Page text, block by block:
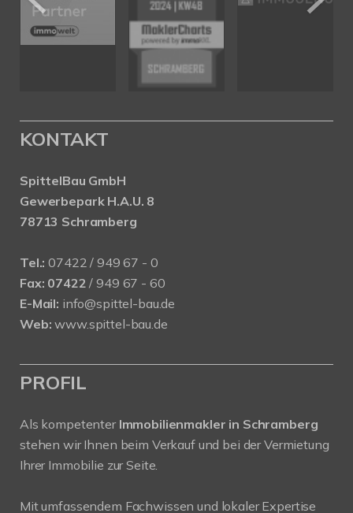
KONTAKT
SpittelBau GmbH
Gewerbepark H.A.U. 8
78713 Schramberg
Tel.: 07422 / 949 67 - 0
Fax: 07422 / 949 67 - 60
E-Mail: info@spittel-bau.de
Web: www.spittel-bau.de
PROFIL
Als kompetenter Immobilienmakler in Schramberg
stehen wir Ihnen beim Verkauf und bei der Vermietung
Ihrer Immobilie zur Seite.
Mit umfassendem Fachwissen und lokaler Expertise